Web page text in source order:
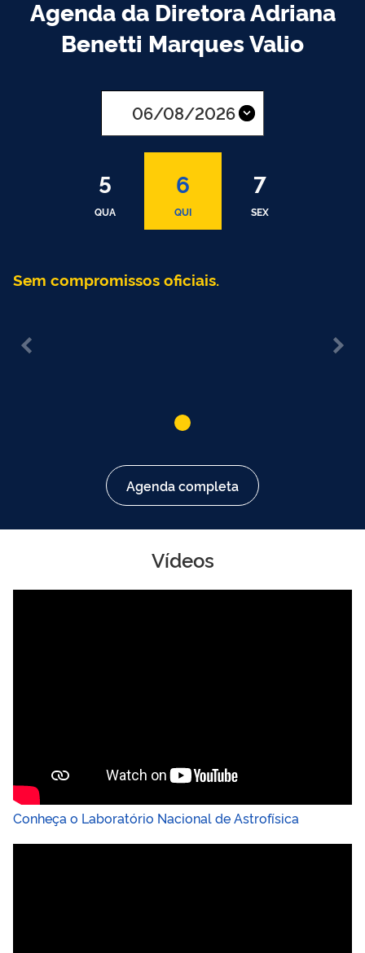
Agenda da Diretora Adriana
Benetti Marques Valio
2026
5
QUA
6
QUI
7
SEX
Sem compromissos oficiais.
Agenda completa
Vídeos
Conheça o Laboratório Nacional de Astrofísica